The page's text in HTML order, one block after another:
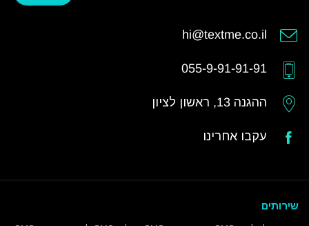
hi@textme.co.il
055-9-91-91-91
ההגנה 13, ראשון לציון
עקבו אחרינו
שירותים